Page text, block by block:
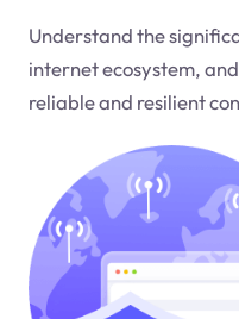
Understand the
internet ecosystem,
reliable and resilient